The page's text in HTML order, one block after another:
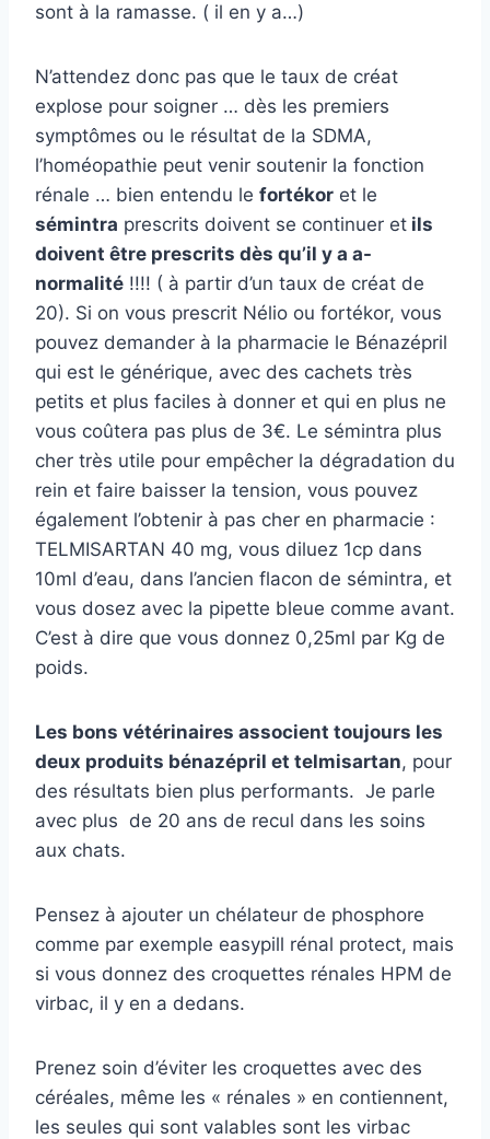
sont à la ramasse. ( il en y a…)
N’attendez donc pas que le taux de créat
explose pour soigner … dès les premiers
symptômes ou le résultat de la SDMA,
l’homéopathie peut venir soutenir la fonction
rénale … bien entendu le fortékor et le
sémintra prescrits doivent se continuer et ils
doivent être prescrits dès qu’il y a a-
normalité !!!! ( à partir d’un taux de créat de
20). Si on vous prescrit Nélio ou fortékor, vous
pouvez demander à la pharmacie le Bénazépril
qui est le générique, avec des cachets très
petits et plus faciles à donner et qui en plus ne
vous coûtera pas plus de 3€. Le sémintra plus
cher très utile pour empêcher la dégradation du
rein et faire baisser la tension, vous pouvez
également l’obtenir à pas cher en pharmacie :
TELMISARTAN 40 mg, vous diluez 1cp dans
10ml d’eau, dans l’ancien flacon de sémintra, et
vous dosez avec la pipette bleue comme avant.
C’est à dire que vous donnez 0,25ml par Kg de
poids.
Les bons vétérinaires associent toujours les
deux produits bénazépril et telmisartan, pour
des résultats bien plus performants. Je parle
avec plus de 20 ans de recul dans les soins
aux chats.
Pensez à ajouter un chélateur de phosphore
comme par exemple easypill rénal protect, mais
si vous donnez des croquettes rénales HPM de
virbac, il y en a dedans.
Prenez soin d’éviter les croquettes avec des
céréales, même les « rénales » en contiennent,
les seules qui sont valables sont les virbac